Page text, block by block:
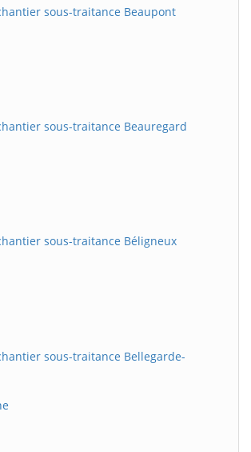
sous-traitance Beaupont
sous-traitance Beauregard
sous-traitance Béligneux
sous-traitance Bellegarde-